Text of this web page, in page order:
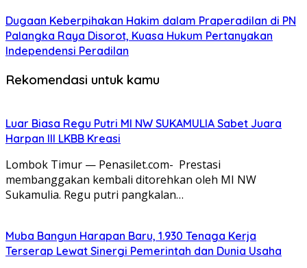
Dugaan Keberpihakan Hakim dalam Praperadilan di PN
Palangka Raya Disorot, Kuasa Hukum Pertanyakan
Independensi Peradilan
Rekomendasi untuk kamu
Luar Biasa Regu Putri MI NW SUKAMULIA Sabet Juara
Harpan III LKBB Kreasi
Lombok Timur — Penasilet.com- Prestasi
membanggakan kembali ditorehkan oleh MI NW
Sukamulia. Regu putri pangkalan…
Muba Bangun Harapan Baru, 1.930 Tenaga Kerja
Terserap Lewat Sinergi Pemerintah dan Dunia Usaha